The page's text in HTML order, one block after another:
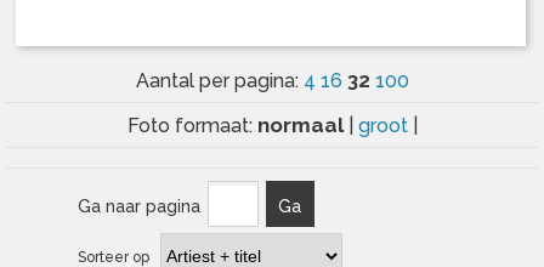
Aantal per pagina: 4 16 32 100
Foto formaat: normaal groot
Ga naar pagina Ga
Sorteer op